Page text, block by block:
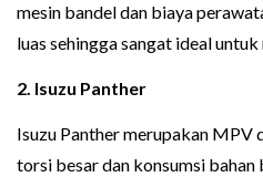
mesin bandel dan biaya
luas sehingga sangat ideal
2. Isuzu Panther
Isuzu Panther merupakan MPV
torsi besar dan konsumsi